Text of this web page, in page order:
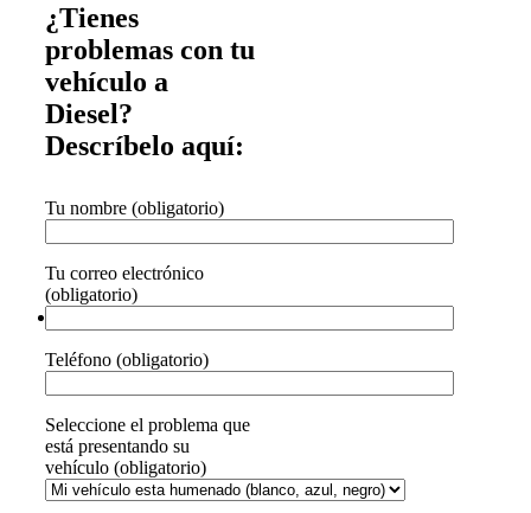
¿Tienes
problemas con tu
vehículo a
Diesel?
Descríbelo aquí:
Tu nombre (obligatorio)
Tu correo electrónico
(obligatorio)
Teléfono (obligatorio)
Seleccione el problema que
está presentando su
vehículo (obligatorio)